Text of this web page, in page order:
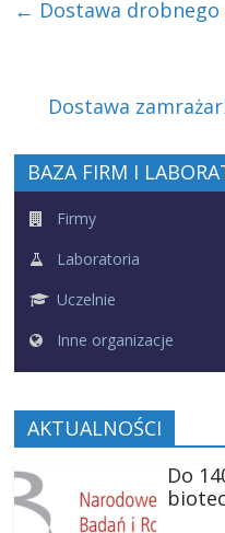
← Dostawa
Dostawa
BAZA FIRM I
Firmy
Laboratoria
Uczelnie
Inne organizacje
AKTUALNOŚCI
Do